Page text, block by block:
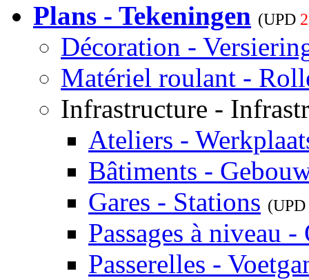
Plans - Tekeningen (UPD
Décoration -
Matériel roulant -
Infrastructure -
Ateliers -
Bâtiments -
Gares - Stations (UPD
Passages à niveau
Passerelles -